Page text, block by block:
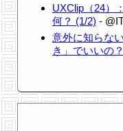
UXClip（24）
何？ (1/2) -
意外に知らな
き」でいいの